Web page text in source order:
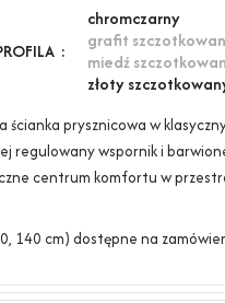
chromczarny
grafit
miedź
złoty
prysznicowa w
regulowany wspornik i
centrum komfortu w
140 cm) dostępne na